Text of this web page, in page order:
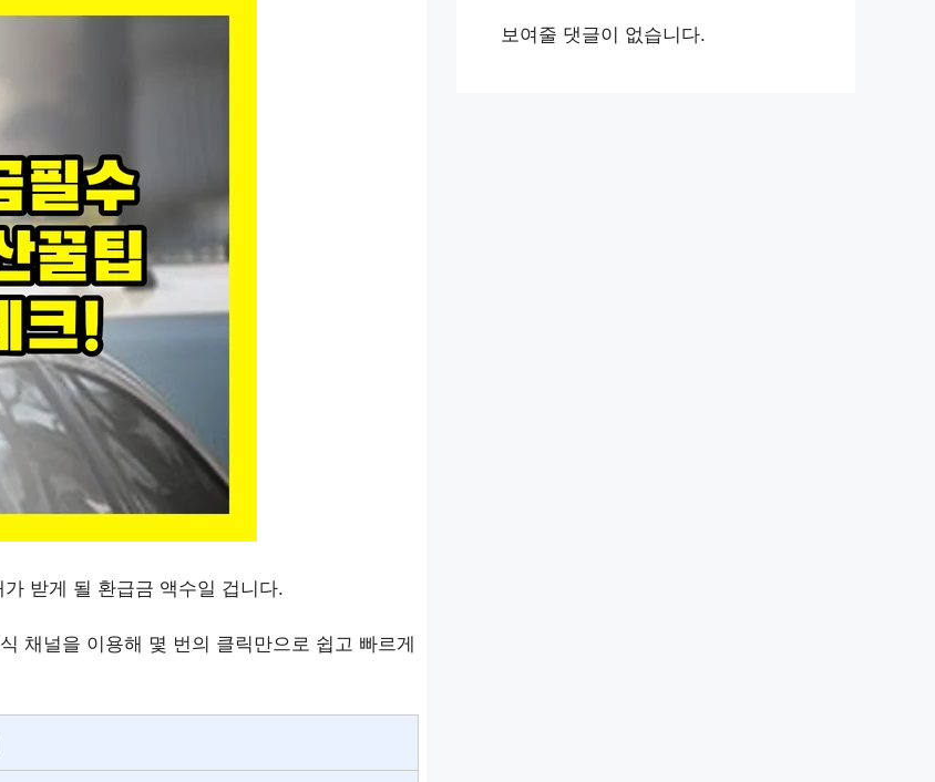
받게 될 환급금 액수일 겁니다.
채널을 이용해 몇 번의 클릭만으로 쉽고 빠르게
보여줄 댓글이 없습니다.